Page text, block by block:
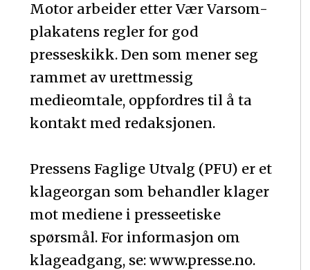
Motor arbeider etter Vær Varsom-
plakatens regler for god
presseskikk. Den som mener seg
rammet av urettmessig
medieomtale, oppfordres til å ta
kontakt med redaksjonen.
Pressens Faglige Utvalg (PFU) er et
klageorgan som behandler klager
mot mediene i presseetiske
spørsmål. For informasjon om
klageadgang, se: www.presse.no.